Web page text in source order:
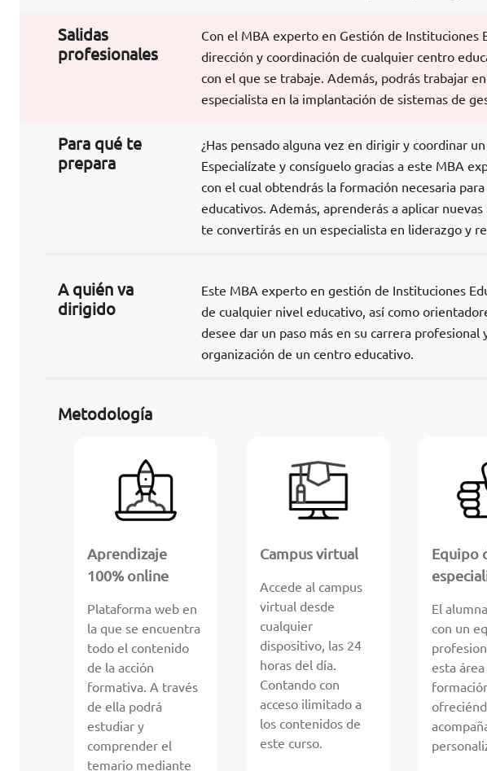
Salidas
profesionales
Con el MBA experto en Gestión de Instituciones
dirección y coordinación de cualquier centro
con el que se trabaje. Además, podrás trabajar
especialista en la implantación de sistemas de
Para qué te
prepara
¿Has pensado alguna vez en dirigir y coordinar
Especialízate y consíguelo gracias a este MBA
con el cual obtendrás la formación necesaria
educativos. Además, aprenderás a aplicar
te convertirás en un especialista en liderazgo y
A quién va
dirigido
Este MBA experto en gestión de Instituciones
de cualquier nivel educativo, así como
desee dar un paso más en su carrera
organización de un centro educativo.
Metodología
Aprendizaje
100% online
Plataforma web en
la que se encuentra
todo el contenido
de la acción
formativa. A través
de ella podrá
estudiar y
comprender el
temario mediante
Campus virtual
Accede al campus
virtual desde
cualquier
dispositivo, las 24
horas del día.
Contando con
acceso ilimitado a
los contenidos de
este curso.
Equipo
El
con un
esta área